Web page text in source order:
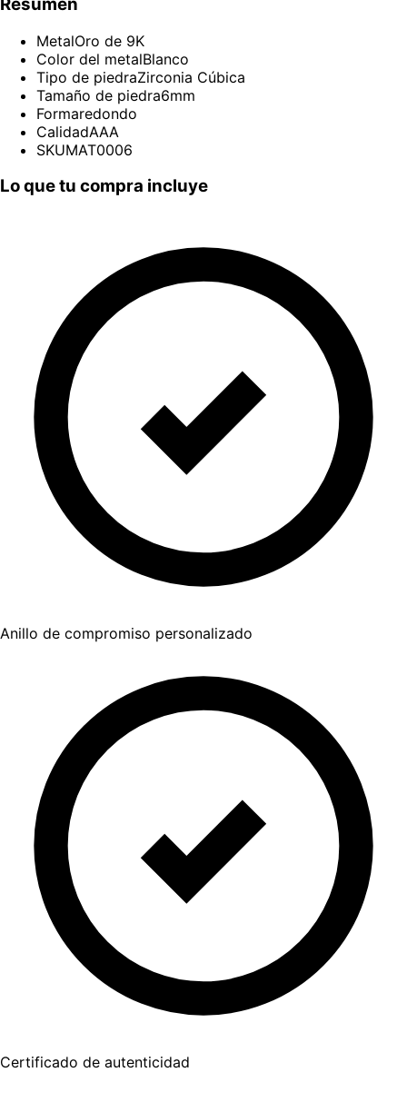
MetalOro de 9K
Color del metalBlanco
Tipo de piedraZirconia Cúbica
Tamaño de piedra6mm
Formaredondo
CalidadAAA
SKUMAT0006
Lo que tu compra incluye
Anillo de compromiso personalizado
Certificado de autenticidad